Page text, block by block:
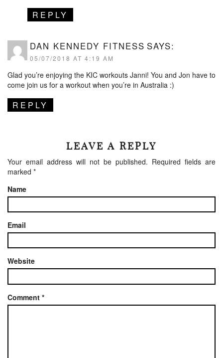
REPLY
DAN KENNEDY FITNESS SAYS:
05/07/2018 AT 4:19 AM
Glad you’re enjoying the KIC workouts Janni! You and Jon have to
come join us for a workout when you’re in Australia :)
REPLY
LEAVE A REPLY
Your email address will not be published. Required fields are
marked *
Name
Email
Website
Comment *